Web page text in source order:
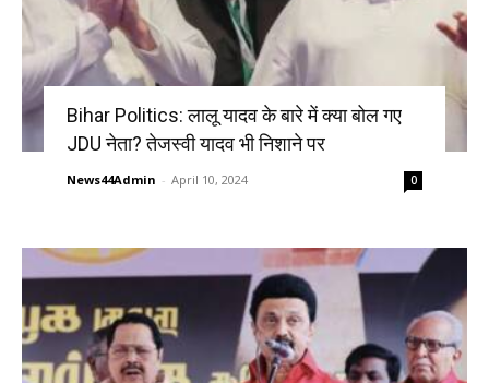
Bihar Politics: लालू यादव के बारे में क्या बोल गए
JDU नेता? तेजस्वी यादव भी निशाने पर
News44Admin - April 10, 2024 0